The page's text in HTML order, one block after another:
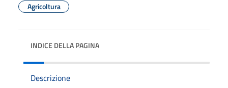
Agricoltura
INDICE DELLA PAGINA
Descrizione